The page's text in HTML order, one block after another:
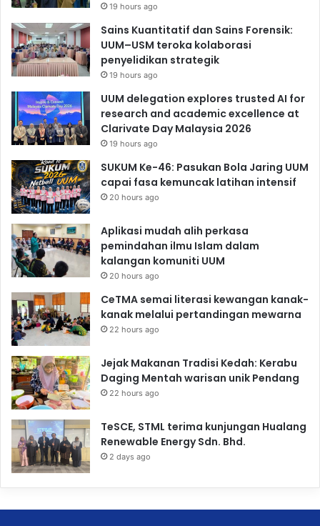
19 hours ago
Sains Kuantitatif dan Sains Forensik:
UUM–USM teroka kolaborasi
penyelidikan strategik
19 hours ago
UUM delegation explores trusted AI for
research and academic excellence at
Clarivate Day Malaysia 2026
19 hours ago
SUKUM Ke-46: Pasukan Bola Jaring UUM
capai fasa kemuncak latihan intensif
20 hours ago
Aplikasi mudah alih perkasa
pemindahan ilmu Islam dalam
kalangan komuniti UUM
20 hours ago
CeTMA semai literasi kewangan kanak-
kanak melalui pertandingan mewarna
22 hours ago
Jejak Makanan Tradisi Kedah: Kerabu
Daging Mentah warisan unik Pendang
22 hours ago
TeSCE, STML terima kunjungan Hualang
Renewable Energy Sdn. Bhd.
2 days ago